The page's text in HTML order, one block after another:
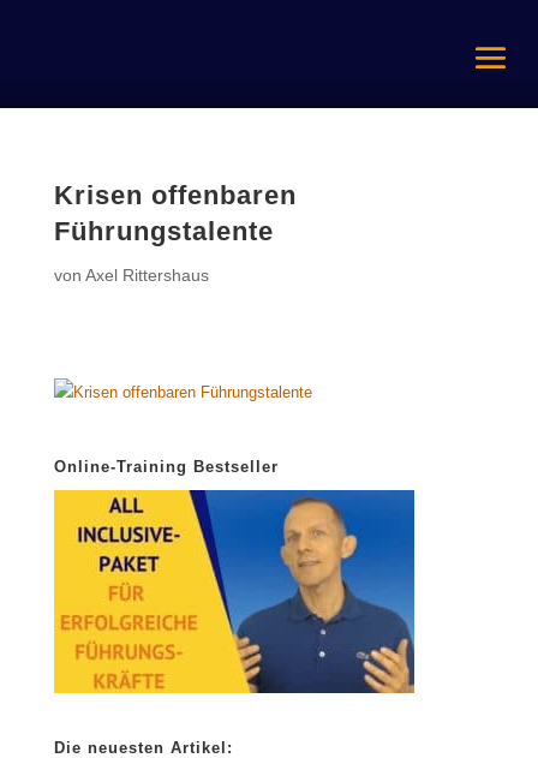
Krisen offenbaren
Führungstalente
von Axel Rittershaus
Online-Training Bestseller
Die neuesten Artikel: